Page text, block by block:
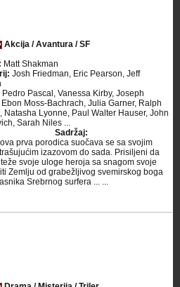
Akcija / Avantura / SF
Matt Shakman
Josh Friedman, Eric Pearson, Jeff
Pedro Pascal, Vanessa Kirby, Joseph
Moss-Bachrach, Julia Garner, Ralph
Natasha Lyonne, Paul Walter Hauser, John
Sarah Niles ...
Sadržaj:
prva porodica suočava se sa svojim
izazovom do sada. Prisiljeni da
svoje uloge heroja sa snagom svoje
Zemlju od grabežljivog svemirskog boga
Srebrnog surfera ... ...